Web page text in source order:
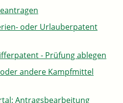
oder Urlauberpatent
- Prüfung ablegen
andere Kampfmittel
Antragsbearbeitung